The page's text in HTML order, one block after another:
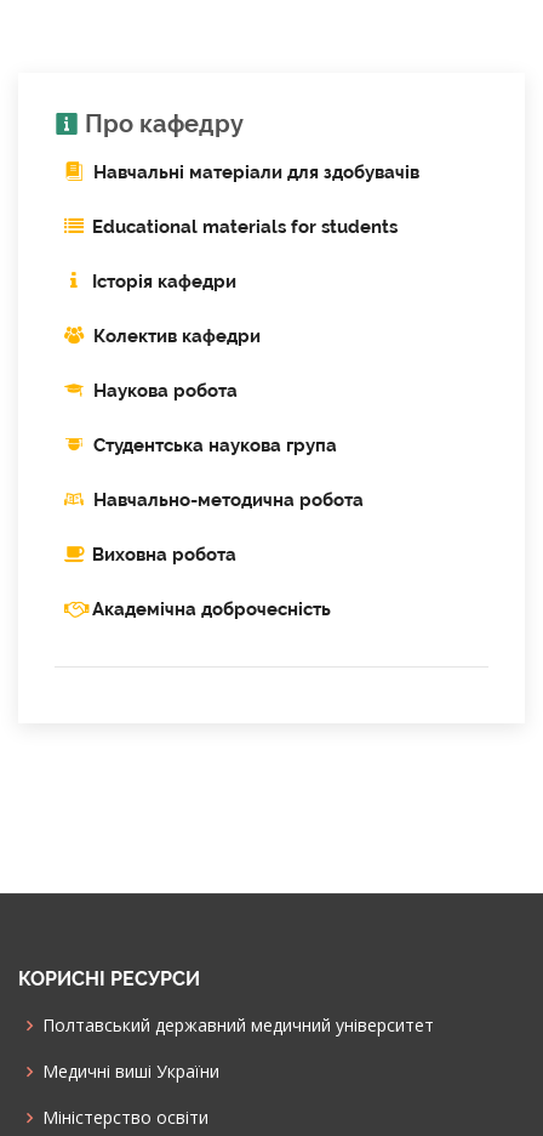
Про кафедру
Навчальні матеріали для здобувачів
Educational materials for students
Історія кафедри
Колектив кафедри
Наукова робота
Cтудентська наукова група
Навчально-методична робота
Виховна робота
Академічна доброчесність
КОРИСНІ РЕСУРСИ
Полтавський державний медичний університет
Медичні виші України
Міністерство освіти